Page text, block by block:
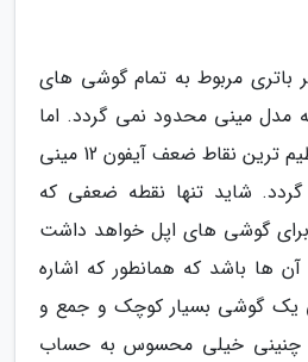
باتری مربوط به تمام گوشی های
مینی محدود نمی گردد. اما
خوب است که یکی از عظیم ترین نقاط ضعف آیفون 12 مینی
شاید تنها نقطه ضعفی که
گوشی های اپل خواهد داشت
ها باشد که همانطور که اشاره
آیفون 13 مینی یک گوشی بسیار کوچک و جمع و
چنینی خیلی محسوس به حساب